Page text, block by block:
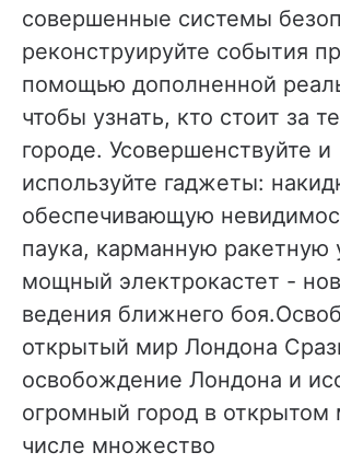
совершенные системы
реконструируйте события
помощью дополненной
чтобы узнать, кто стоит за
городе. Усовершенствуйте и
используйте гаджеты:
обеспечивающую
паука, карманную ракетную
мощный электрокастет -
ведения ближнего
открытый мир Лондона
освобождение Лондона и
огромный город в открытом
числе множество